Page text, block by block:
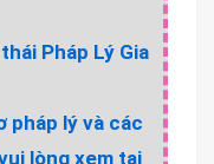
Pháp Lý Gia
pháp lý và các
lòng xem tại